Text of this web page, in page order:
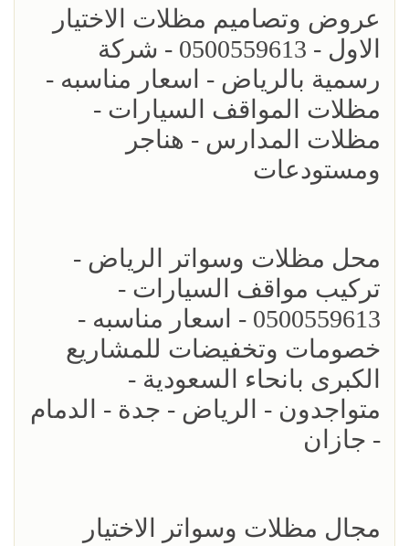
عروض وتصاميم مظلات الاختيار
الاول - 0500559613 - شركة
رسمية بالرياض - اسعار مناسبه -
مظلات المواقف السيارات -
مظلات المدارس - هناجر
ومستودعات
محل مظلات وسواتر الرياض -
تركيب مواقف السيارات -
0500559613 - اسعار مناسبه -
خصومات وتخفيضات للمشاريع
الكبرى بانحاء السعودية -
متواجدون - الرياض - جدة - الدمام
- جازان
مجال مظلات وسواتر الاختيار